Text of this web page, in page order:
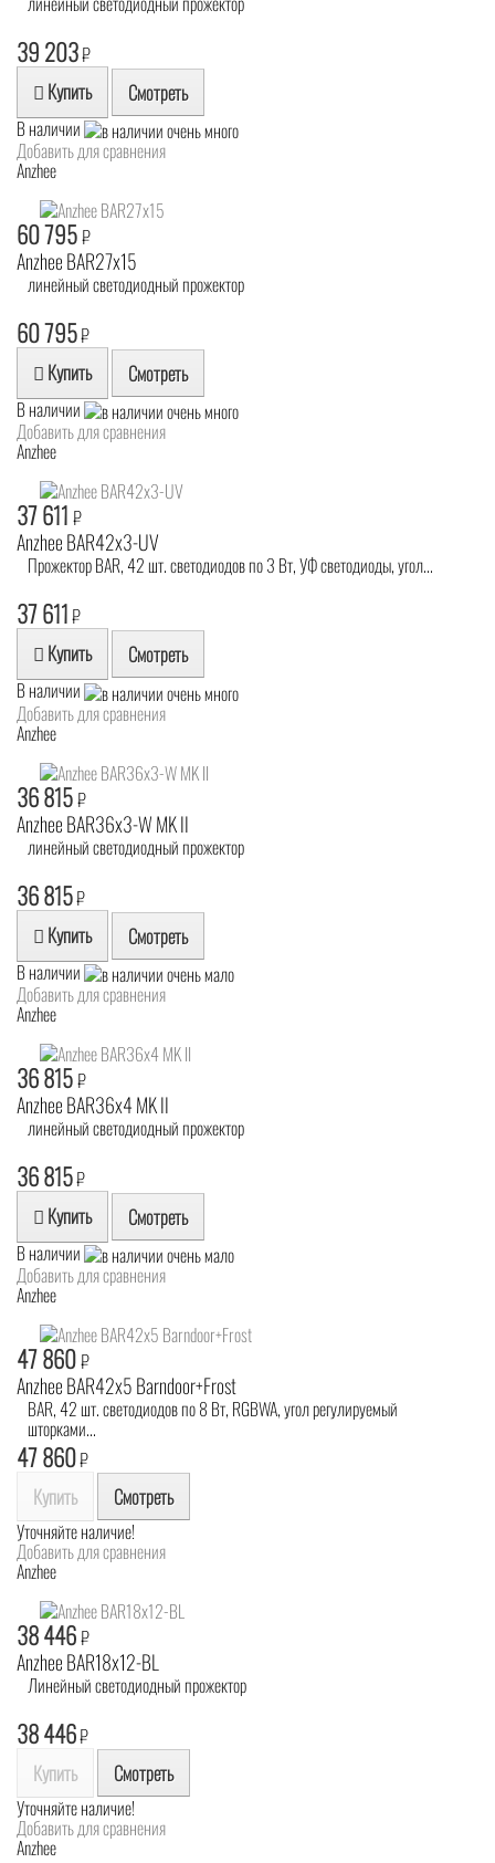
39 203₽
Купить Смотреть
В наличии
Добавить для сравнения
Anzhee
60 795₽
Anzhee BAR27x15
линейный светодиодный прожектор
60 795₽
Купить Смотреть
В наличии
Добавить для сравнения
Anzhee
37 611 ₽
Anzhee BAR42x3-UV
Прожектор BAR, 42 шт. светодиодов по 3 Вт, УФ светодиоды, угол...
37 611₽
Купить Смотреть
В наличии
Добавить для сравнения
Anzhee
36 815₽
Anzhee BAR36x3-W MK II
линейный светодиодный прожектор
36 815₽
Купить Смотреть
В наличии
Добавить для сравнения
Anzhee
36 815₽
Anzhee BAR36x4 MK II
линейный светодиодный прожектор
36 815₽
Купить Смотреть
В наличии
Добавить для сравнения
Anzhee
47 860₽
Anzhee BAR42x5 Barndoor+Frost
BAR, 42 шт. светодиодов по 8 Вт, RGBWA, угол регулируемый
шторками...
47 860₽
Купить Смотреть
Уточняйте наличие!
Добавить для сравнения
Anzhee
38 446₽
Anzhee BAR18x12-BL
Линейный светодиодный прожектор
38 446₽
Купить Смотреть
Уточняйте наличие!
Добавить для сравнения
Anzhee